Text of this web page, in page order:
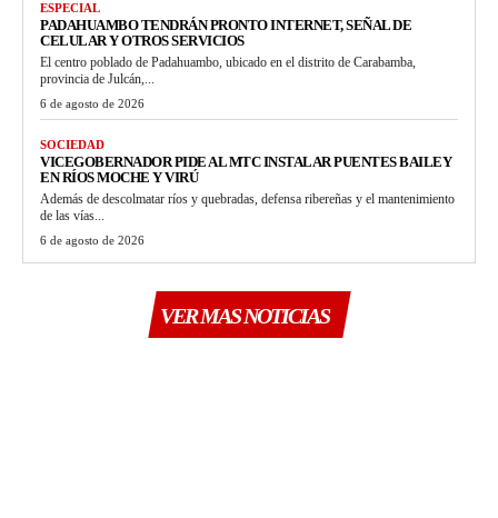
ESPECIAL
PADAHUAMBO TENDRÁN PRONTO INTERNET, SEÑAL DE
CELULAR Y OTROS SERVICIOS
El centro poblado de Padahuambo, ubicado en el distrito de Carabamba,
provincia de Julcán,...
6 de agosto de 2026
SOCIEDAD
VICEGOBERNADOR PIDE AL MTC INSTALAR PUENTES BAILEY
EN RÍOS MOCHE Y VIRÚ
Además de descolmatar ríos y quebradas, defensa ribereñas y el mantenimiento
de las vías...
6 de agosto de 2026
VER MAS NOTICIAS